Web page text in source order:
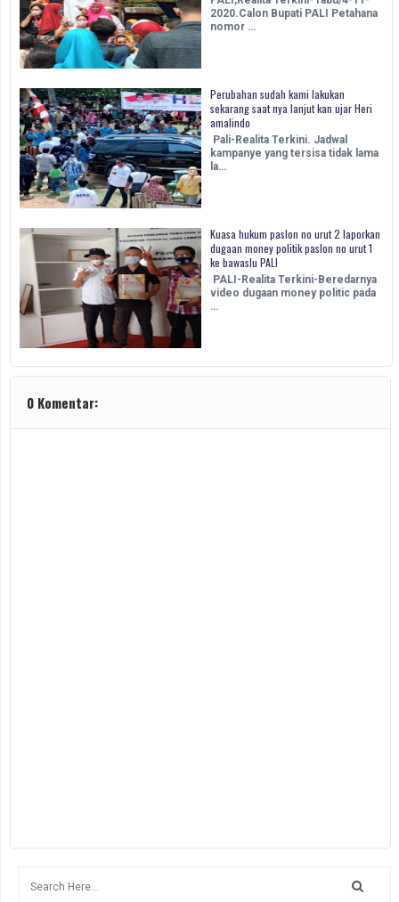
2020.Calon Bupati PALI Petahana
nomor …
Perubahan sudah kami lakukan
sekarang saat nya lanjut kan ujar Heri
amalindo
Pali-Realita Terkini. Jadwal
kampanye yang tersisa tidak lama
la…
Kuasa hukum paslon no urut 2 laporkan
dugaan money politik paslon no urut 1
ke bawaslu PALI
PALI-Realita Terkini-Beredarnya
video dugaan money politic pada
…
0 Komentar: